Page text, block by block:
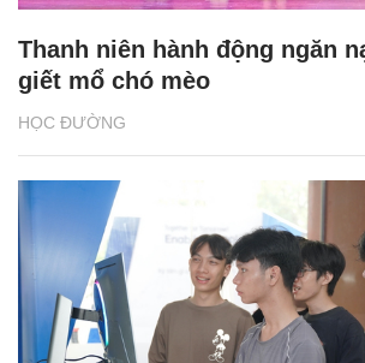
HỌC ĐƯỜNG
Thanh niên hành động ngăn
giết mổ chó mèo